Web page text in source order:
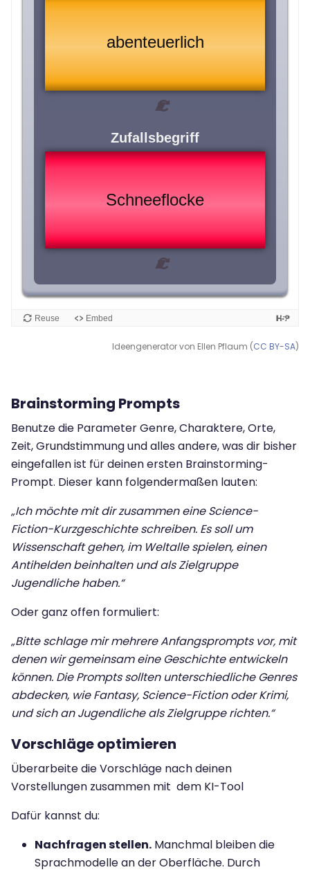
Ideengenerator von Ellen Pflaum (CC BY-SA)
Brainstorming Prompts
Benutze die Parameter Genre, Charaktere, Orte,
Zeit, Grundstimmung und alles andere, was dir bisher
eingefallen ist für deinen ersten Brainstorming-
Prompt. Dieser kann folgendermaßen lauten:
„Ich möchte mit dir zusammen eine Science-
Fiction-Kurzgeschichte schreiben. Es soll um
Wissenschaft gehen, im Weltalle spielen, einen
Antihelden beinhalten und als Zielgruppe
Jugendliche haben.“
Oder ganz offen formuliert:
„Bitte schlage mir mehrere Anfangsprompts vor, mit
denen wir gemeinsam eine Geschichte entwickeln
können. Die Prompts sollten unterschiedliche Genres
abdecken, wie Fantasy, Science-Fiction oder Krimi,
und sich an Jugendliche als Zielgruppe richten.“
Vorschläge optimieren
Überarbeite die Vorschläge nach deinen
Vorstellungen zusammen mit dem KI-Tool
Dafür kannst du:
Nachfragen stellen. Manchmal bleiben die
Sprachmodelle an der Oberfläche. Durch